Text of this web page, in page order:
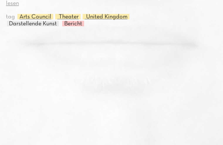
lesen
tag Arts Council Theater
United Kingdom
Darstellende Kunst
Bericht